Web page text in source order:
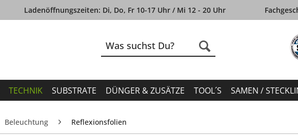
Ladenöffnungszeiten: Di, Do, Fr 10-17 Uhr / Mi 12 - 20 Uhr
TECHNIK SUBSTRATE DÜNGER & ZUSÄTZE TOOL´S SAMEN /
Beleuchtung Reflexionsfolien